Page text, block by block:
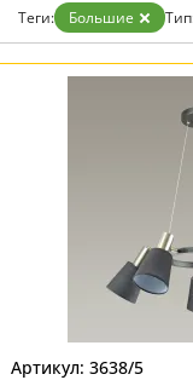
Теги: Большие
3638/5